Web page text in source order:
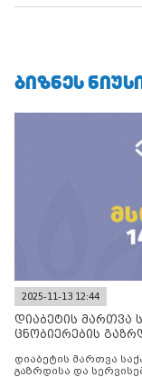
ᲑᲘᲖᲜᲔᲡ
2025-11-13 12:44
დიაბეტის მართვა
ცნობიერების
დიაბეტის მართვა
გაზრდისა და